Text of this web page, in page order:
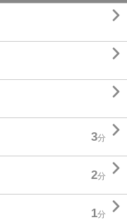



3分 
2分 
1分 